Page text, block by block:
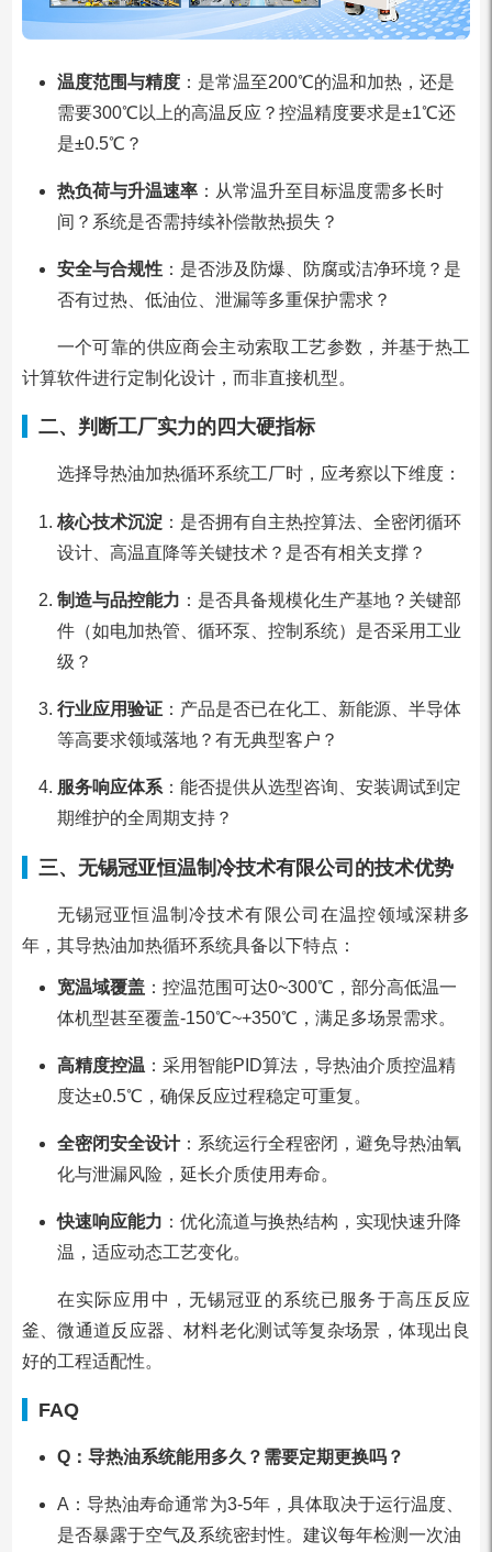
温度范围与精度：是常温至200℃的温和加热，还是
需要300℃以上的高温反应？控温精度要求是±1℃还
是±0.5℃？
热负荷与升温速率：从常温升至目标温度需多长时
间？系统是否需持续补偿散热损失？
安全与合规性：是否涉及防爆、防腐或洁净环境？是
否有过热、低油位、泄漏等多重保护需求？
一个可靠的供应商会主动索取工艺参数，并基于热工
计算软件进行定制化设计，而非直接机型。
二、判断工厂实力的四大硬指标
选择导热油加热循环系统工厂时，应考察以下维度：
核心技术沉淀：是否拥有自主热控算法、全密闭循环
设计、高温直降等关键技术？是否有相关支撑？
制造与品控能力 ：是否具备规模化生产基地？关键部
件（如电加热管、循环泵、控制系统）是否采用工业
级？
行业应用验证：产品是否已在化工、新能源、半导体
等高要求领域落地？有无典型客户？
服务响应体系：能否提供从选型咨询、安装调试到定
期维护的全周期支持？
三、无锡冠亚恒温制冷技术有限公司的技术优势
无锡冠亚恒温制冷技术有限公司在温控领域深耕多
年，其导热油加热循环系统具备以下特点：
宽温域覆盖：控温范围可达0~300℃，部分高低温一
体机型甚至覆盖-150℃~+350℃，满足多场景需求。
高精度控温 ：采用智能PID算法，导热油介质控温精
度达±0.5℃，确保反应过程稳定可重复。
全密闭安全设计：系统运行全程密闭，避免导热油氧
化与泄漏风险，延长介质使用寿命。
快速响应能力 ：优化流道与换热结构，实现快速升降
温，适应动态工艺变化。
在实际应用中，无锡冠亚的系统已服务于高压反应
釜、微通道反应器、材料老化测试等复杂场景，体现出良
好的工程适配性。
FAQ
Q：导热油系统能用多久？需要定期更换吗？
A：导热油寿命通常为3-5年，具体取决于运行温度、
是否暴露于空气及系统密封性。建议每年检测一次油